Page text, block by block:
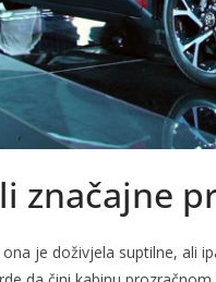
značajne
je doživjela suptilne, ali